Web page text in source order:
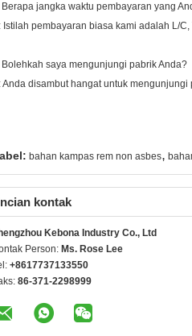
Berapa jangka waktu pembayaran yang
Istilah pembayaran biasa kami adalah L/C,
Bolehkah saya mengunjungi pabrik Anda?
Anda disambut hangat untuk
bahan kampas rem non asbes,
kontak
Kebona Industry Co., Ltd
Person: Ms. Rose Lee
+8617737133550
86-371-2298999